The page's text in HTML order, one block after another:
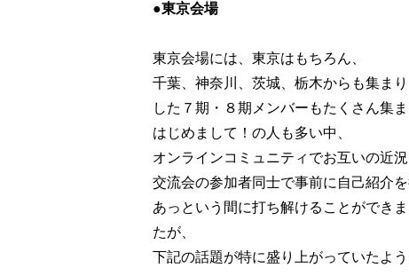
●東京会場
東京会場には、東京はもちろん、
千葉、神奈川、茨城、栃木からも集ま
した７期・８期メンバーもたくさん集ま
はじめまして！の人も多い中、
オンラインコミュニティでお互いの近況
交流会の参加者同士で事前に自己紹介
あっという間に打ち解けることができ
たが、
下記の話題が特に盛り上がっていたよう